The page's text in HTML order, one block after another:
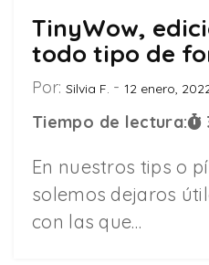
TinyWow,
todo tipo de
Por: Silvia F. 12 enero,
Tiempo de lectura:
En nuestros tips o
solemos dejaros
con las que…